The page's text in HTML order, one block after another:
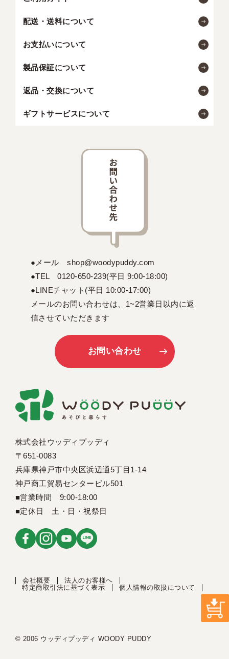
配送・送料について
お支払いについて
製品保証について
返品・交換について
ギフトサービスについて
株式会社ウッディプッディ
〒651-0083
兵庫県神戸市中央区浜辺通5丁目1-14
神戸商工貿易センタービル501
■営業時間 9:00-18:00
■定休日 土・日・祝祭日
●メール shop@woodypuddy.com
●TEL 0120-650-239(平日 9:00-18:00)
●LINEチャット(平日 10:00-17:00)
メールのお問い合わせは、1~2営業日以内に返
信させていただきます
お問い合わせ
会社概要
法人のお客様へ
特定商取引法に基づく表示
個人情報の取扱について
© 2006 ウッディプッディ WOODY PUDDY